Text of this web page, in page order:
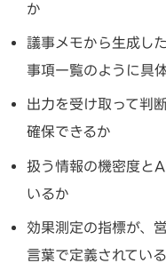
か
議事メモから生成し
事項一覧のように具
出力を受け取って判
確保できるか
扱う情報の機密度と
いるか
効果測定の指標が、
言葉で定義されてい